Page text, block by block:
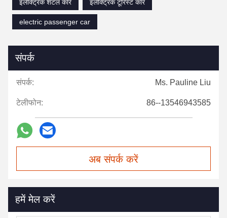
इलेक्ट्रिक शटल कार
इलेक्ट्रिक टूरिस्ट कार
electric passenger car
संपर्क
संपर्क: Ms. Pauline Liu
टेलीफोन: 86--13546943585
अब संपर्क करें
हमें मेल करें